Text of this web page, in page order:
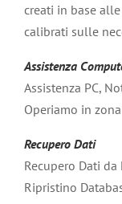
creati in base
calibrati sulle
Assistenza
Assistenza PC,
Operiamo in
Recupero Dati
Recupero Dati da
Ripristino